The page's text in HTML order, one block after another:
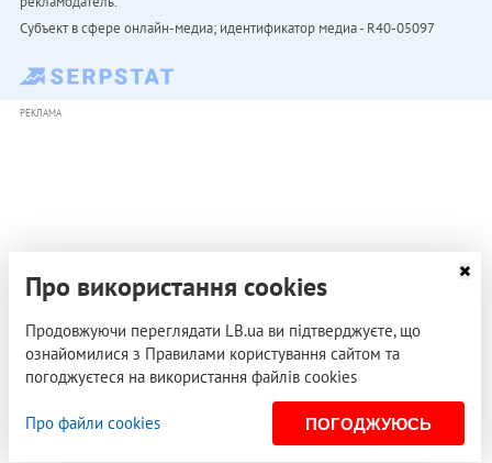
Субъект в сфере онлайн-медиа; идентификатор медиа - R40-05097
РЕКЛАМА
Про використання cookies
Продовжуючи переглядати LB.ua ви підтверджуєте, що
ознайомилися з Правилами користування сайтом та
погоджуєтеся на використання файлів cookies
Про файли cookies ПОГОДЖУЮСЬ